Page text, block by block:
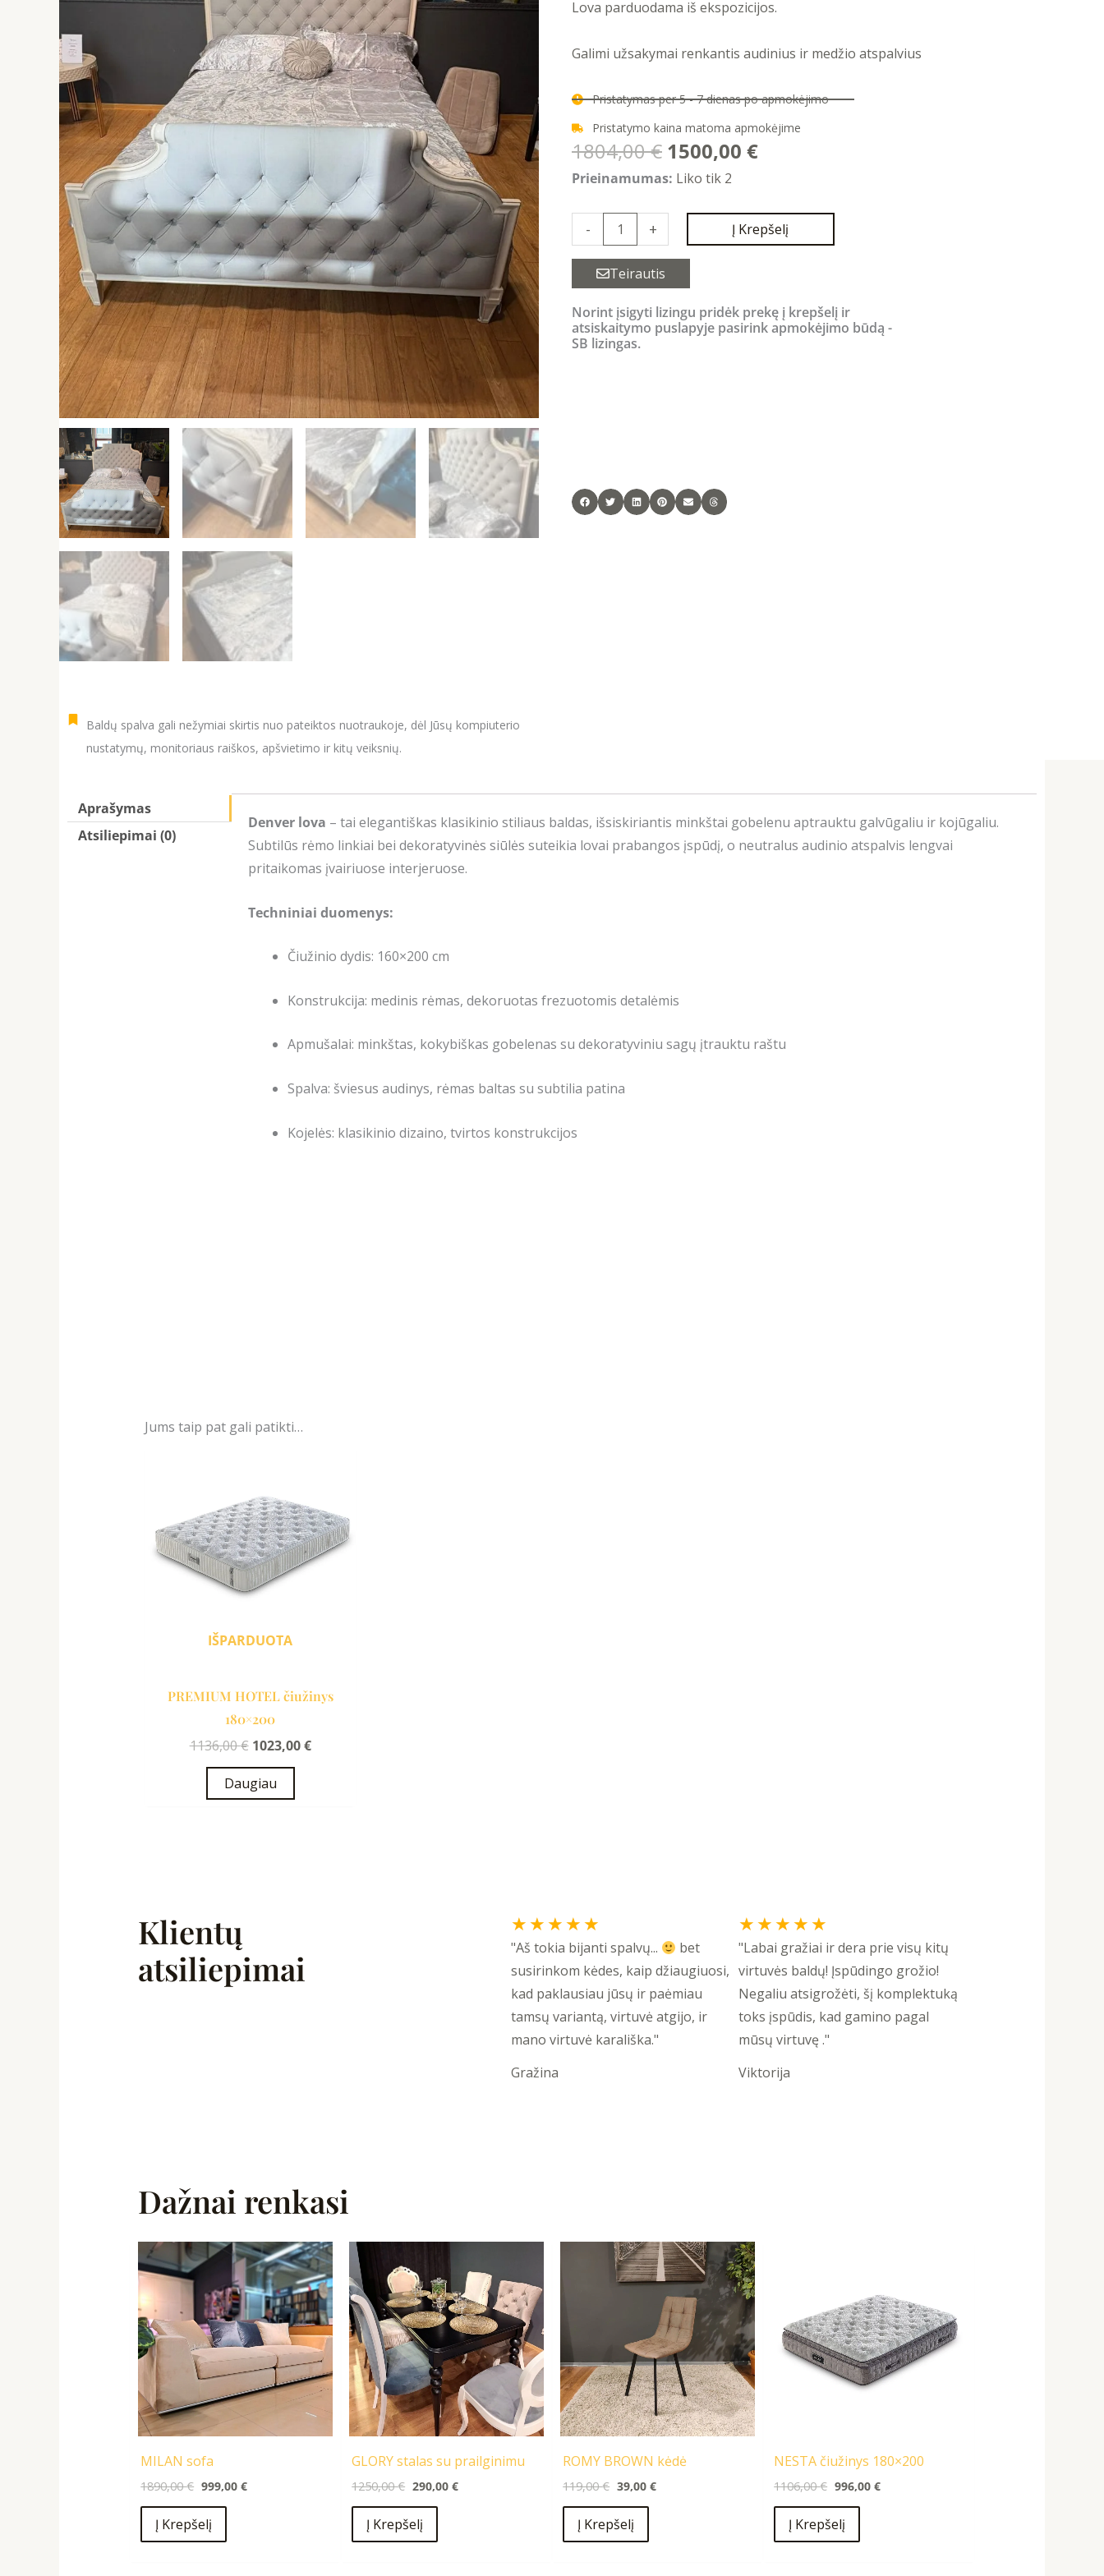
Baldų spalva gali nežymiai skirtis nuo pateiktos nuotraukoje, dėl Jūsų kompiuterio
nustatymų, monitoriaus raiškos, apšvietimo ir kitų veiksnių.
Lova parduodama iš ekspozicijos.
Galimi užsakymai renkantis audinius ir medžio atspalvius
Pristatymas per 5 - 7 dienas po apmokėjimo
Pristatymo kaina matoma apmokėjime
1804,00€ Original
price
1804,00 €.
1500,00 €Current
1500,00 €.
Prieinamumas: Liko tik 2
-
produkto
DENVER
lova
160x200
+ Į Krepšelį
Teirautis
Norint įsigyti lizingu pridėk prekę į krepšelį ir
atsiskaitymo puslapyje pasirink apmokėjimo būdą -
SB lizingas.
Aprašymas
Atsiliepimai (0)
Denver lova – tai elegantiškas klasikinio stiliaus baldas, išsiskiriantis minkštai gobelenu aptrauktu galvūgaliu ir kojūgaliu.
Subtilūs rėmo linkiai bei dekoratyvinės siūlės suteikia lovai prabangos įspūdį, o neutralus audinio atspalvis lengvai
pritaikomas įvairiuose interjeruose.
Techniniai duomenys:
Čiužinio dydis: 160×200 cm
Konstrukcija: medinis rėmas, dekoruotas frezuotomis detalėmis
Apmušalai: minkštas, kokybiškas gobelenas su dekoratyviniu sagų įtrauktu raštu
Spalva: šviesus audinys, rėmas baltas su subtilia patina
Kojelės: klasikinio dizaino, tvirtos konstrukcijos
Jums taip pat gali patikti…
IŠPARDUOTA
PREMIUM HOTEL čiužinys
180×200
1136,00€
1136,00 €.
1023,00€
1023,00 €.
Daugiau
Klientų
atsiliepimai
★ ★ ★ ★ ★
5
out
of
5
"Aš tokia bijanti spalvų...
bet
susirinkom kėdes, kaip džiaugiuosi,
kad paklausiau jūsų ir paėmiau
tamsų variantą, virtuvė atgijo, ir
mano virtuvė karališka."
Gražina
★ ★ ★ ★ ★
5
out
of
5
"Labai gražiai ir dera prie visų kitų
virtuvės baldų! Įspūdingo grožio!
Negaliu atsigrožėti, šį komplektuką
toks įspūdis, kad gamino pagal
mūsų virtuvę ."
Viktorija
Dažnai renkasi
MILAN sofa
1890,00€
Original
price
1890,00 €.
999,00€
Current
price
is:
999,00 €.
Į Krepšelį
GLORY stalas su prailginimu
1250,00€
was:
1250,00 €.
290,00€
is:
290,00 €.
Į Krepšelį
ROMY BROWN kėdė
119,00€
Original
price
was:
39,00€
Current
price
is:
39,00 €.
Į Krepšelį
NESTA čiužinys 180×200
1106,00€
1106,00 €.
996,00€
996,00 €.
Į Krepšelį